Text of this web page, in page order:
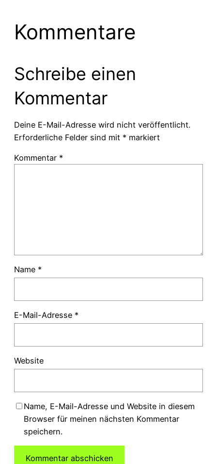
Kommentare
Schreibe einen
Kommentar
Deine E-Mail-Adresse wird nicht veröffentlicht.
Erforderliche Felder sind mit * markiert
Kommentar *
Name *
E-Mail-Adresse *
Website
Name, E-Mail-Adresse und Website in diesem
Browser für meinen nächsten Kommentar
speichern.